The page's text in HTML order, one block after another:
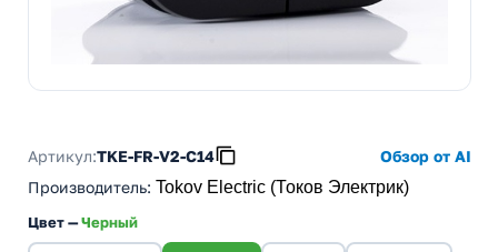
Артикул:TKE-FR-V2-C14
Обзор от AI
Производитель: Tokov Electric (Токов Электрик)
Цвет —Черный